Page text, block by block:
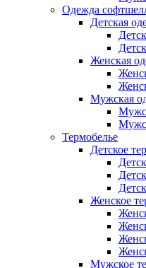
Одежда
Детская
Женская
Мужская
Термобелье
Детское
Женское
Мужское